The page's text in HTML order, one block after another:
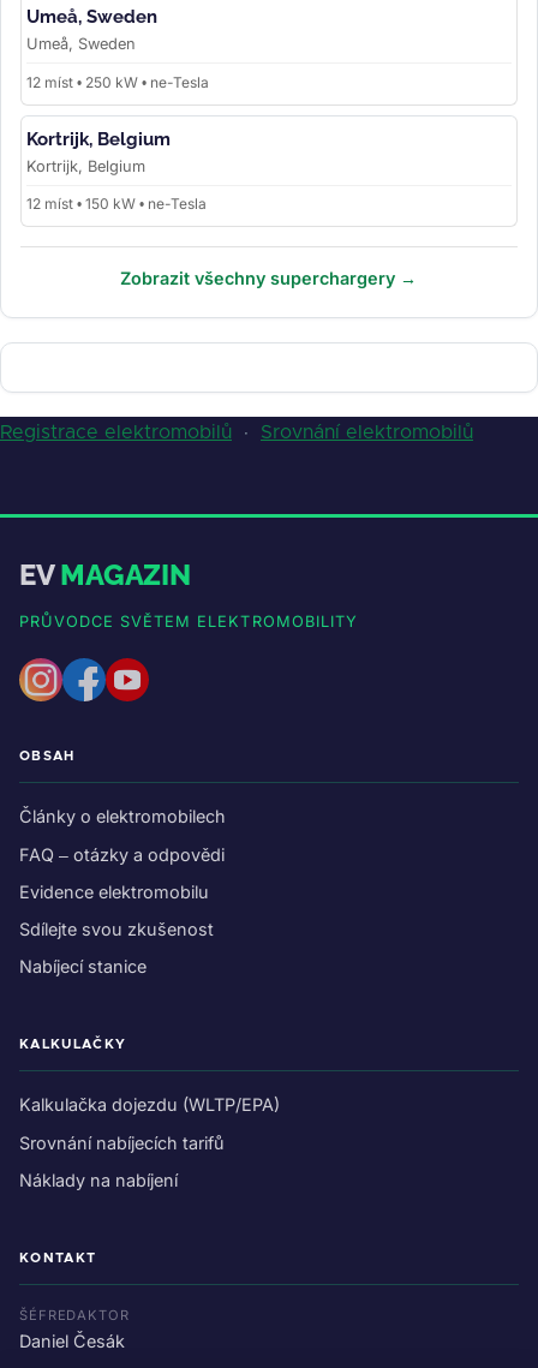
Umeå, Sweden
Umeå, Sweden
12 míst • 250 kW • ne-Tesla
Kortrijk, Belgium
Kortrijk, Belgium
12 míst • 150 kW • ne-Tesla
Zobrazit všechny superchargery →
Registrace elektromobilů · Srovnání elektromobilů
EVMAGAZIN
PRŮVODCE SVĚTEM ELEKTROMOBILITY
OBSAH
Články o elektromobilech
FAQ – otázky a odpovědi
Evidence elektromobilu
Sdílejte svou zkušenost
Nabíjecí stanice
KALKULAČKY
Kalkulačka dojezdu (WLTP/EPA)
Srovnání nabíjecích tarifů
Náklady na nabíjení
KONTAKT
ŠÉFREDAKTOR
Daniel Česák